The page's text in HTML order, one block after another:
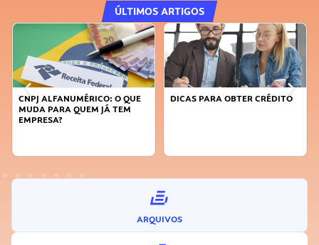
ÚLTIMOS ARTIGOS
DICAS PARA OBTER CRÉDITO
FAÇA A DIFERENÇA: SEJA
ARQUIVOS